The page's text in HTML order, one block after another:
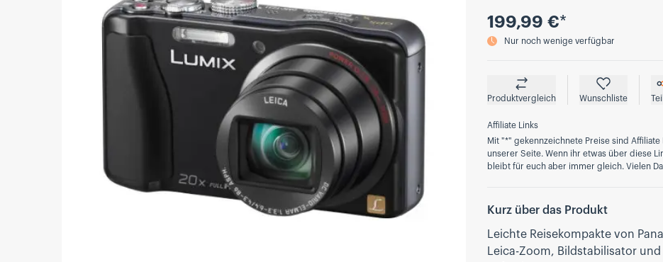
Preis
199,99 €*
Nur noch wenige verfügbar
Produktvergleich Wunschliste
Affiliate Links
Mit "*" gekennzeichnete Preise sind
unserer Seite. Wenn ihr etwas über diese
bleibt für euch aber immer gleich. Vielen
Kurz über das Produkt
Leichte Reisekompakte von
Leica-Zoom, Bildstabilisator